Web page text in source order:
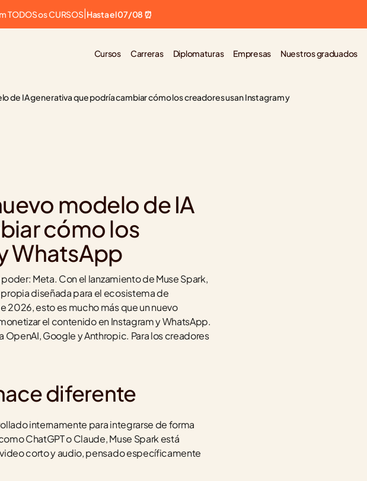
TODOS os CURSOS Hasta el 07/08 ⏰
Cursos Carreras Diplomaturas Empresas Nuestros graduados
de IA generativa que podría cambiar cómo los creadores usan Instagram y
modelo de IA
cómo los
WhatsApp
Meta. Con el lanzamiento de Muse Spark,
diseñada para el ecosistema de
2026, esto es mucho más que un nuevo
el contenido en Instagram y WhatsApp.
Google y Anthropic. Para los creadores
diferente
internamente para integrarse de forma
ChatGPT o Claude, Muse Spark está
corto y audio, pensado específicamente